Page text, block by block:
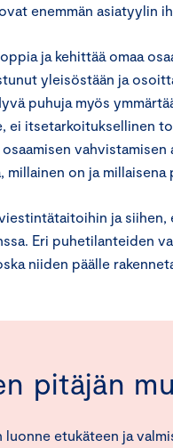
enemmän asiatyylin
ja kehittää omaa
yleisöstään ja
puhuja myös
ei itsetarkoituksellinen
vahvistamisen
on ja millaisena
ja siihen,
Eri puhetilanteiden
niiden päälle
pitäjän
etukäteen ja